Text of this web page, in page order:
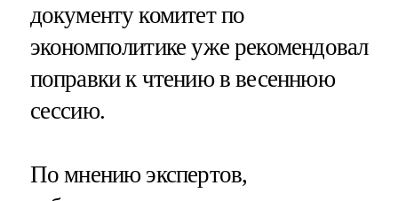
документу комитет по
экономполитике уже рекомендовал
поправки к чтению в весеннюю
сессию.
По мнению экспертов,